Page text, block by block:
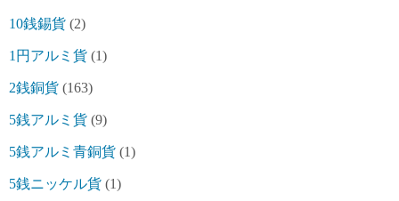
10銭錫貨 (2)
1円アルミ貨 (1)
2銭銅貨 (163)
5銭アルミ貨 (9)
5銭アルミ青銅貨 (1)
5銭ニッケル貨 (1)